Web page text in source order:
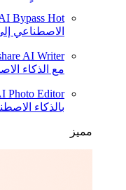
Bypass Hot
الاصطناعي
AI Writer
مع الذكاء
Photo Editor
بالذكاء
مميز